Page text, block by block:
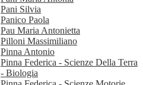
Pani Silvia
Panico Paola
Pau Maria Antonietta
Pilloni Massimiliano
Pinna Antonio
Pinna Federica - Scienze Della Terra
- Biologia